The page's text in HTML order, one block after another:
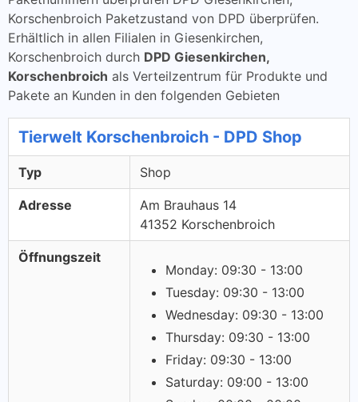
Korschenbroich Paketzustand von DPD überprüfen.
Erhältlich in allen Filialen in Giesenkirchen,
Korschenbroich durch DPD Giesenkirchen,
Korschenbroich als Verteilzentrum für Produkte und
Pakete an Kunden in den folgenden Gebieten
Tierwelt Korschenbroich - DPD Shop
Typ Shop
Adresse
Am Brauhaus 14
41352 Korschenbroich
Öffnungszeit
Monday: 09:30 - 13:00
Tuesday: 09:30 - 13:00
Wednesday: 09:30 - 13:00
Thursday: 09:30 - 13:00
Friday: 09:30 - 13:00
Saturday: 09:00 - 13:00